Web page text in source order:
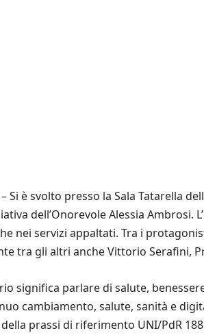
Si è svolto presso la Sala Tatarella
dell’Onorevole Alessia
nei servizi appaltati. Tra i
tra gli altri anche Vittorio Serafini,
significa parlare di salute,
cambiamento, salute, sanità e
prassi di riferimento UNI/PdR